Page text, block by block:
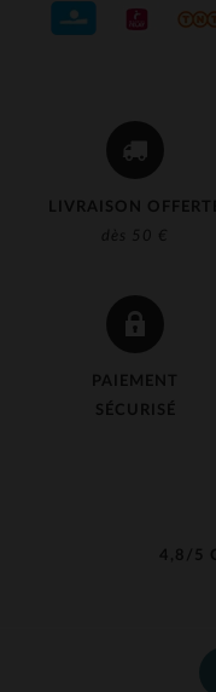
LIVRAISON
dès 50 €
PAIEMENT
SÉCURISÉ
4,8/5